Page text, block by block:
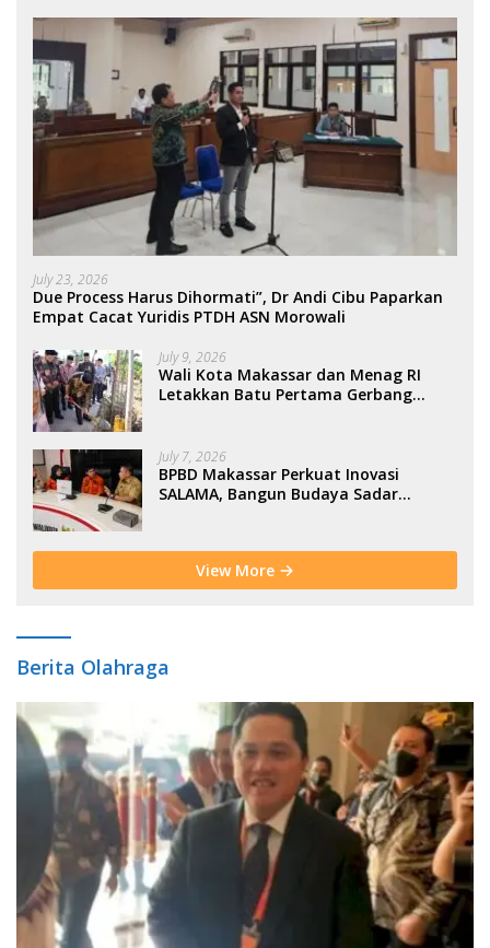
July 23, 2026
Due Process Harus Dihormati”, Dr Andi Cibu Paparkan
Empat Cacat Yuridis PTDH ASN Morowali
July 9, 2026
Wali Kota Makassar dan Menag RI
Letakkan Batu Pertama Gerbang
July 7, 2026
BPBD Makassar Perkuat Inovasi
SALAMA, Bangun Budaya Sadar
View More
Berita Olahraga